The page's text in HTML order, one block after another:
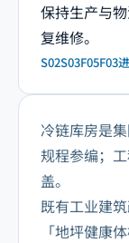
保持生产与
复维修。
S02S03F05F03
冷链库房是
规程参编；
盖。
既有工业建
「地坪健康